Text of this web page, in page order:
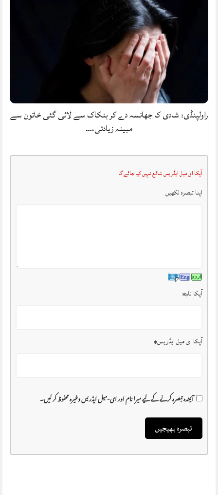
راولپنڈی: شادی کا جھانسہ دے کر بنکاک سے لائی گئی خاتون سے
مبینہ زیادتی،…
آپکا ای میل ایڈریس شائع نہیں کیا جائے گا
اپنا تبصرہ لکھیں
آپکا نام*
آپکا ای میل ایڈریس*
آئیندہ تبصرہ کرنے کے لیے میرا نام اور ای-میل ایڈریس وغیرہ محفوظ کر لیں۔